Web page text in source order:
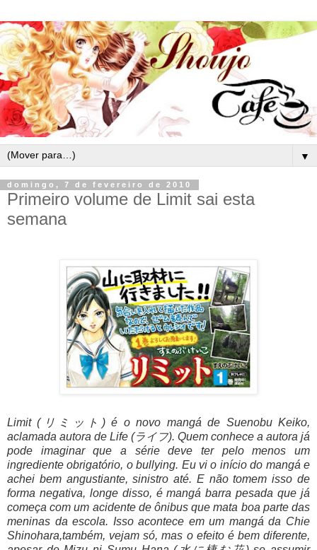
▼
domingo, 7 de fevereiro de 2010
Primeiro volume de Limit sai esta
semana
Limit (リミット) é o novo mangá de Suenobu Keiko,
aclamada autora de Life (ライフ). Quem conhece a autora já
pode imaginar que a série deve ter pelo menos um
ingrediente obrigatório, o bullying. Eu vi o início do mangá e
achei bem angustiante, sinistro até. E não tomem isso de
forma negativa, longe disso, é mangá barra pesada que já
começa com um acidente de ônibus que mata boa parte das
meninas da escola. Isso acontece em um mangá da Chie
Shinohara,também, vejam só, mas o efeito é bem diferente,